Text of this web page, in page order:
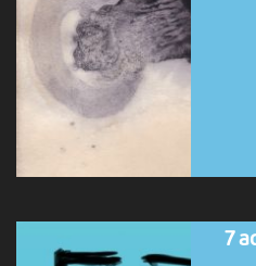
7